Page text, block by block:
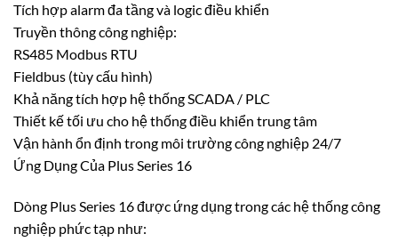
Tích hợp alarm đa tầng và logic điều khiển
Truyền thông công nghiệp:
RS485 Modbus RTU
Fieldbus (tùy cấu hình)
Khả năng tích hợp hệ thống SCADA / PLC
Thiết kế tối ưu cho hệ thống điều khiển trung tâm
Vận hành ổn định trong môi trường công nghiệp 24/7
Ứng Dụng Của Plus Series 16
Dòng Plus Series 16 được ứng dụng trong các hệ thống công
nghiệp phức tạp như: